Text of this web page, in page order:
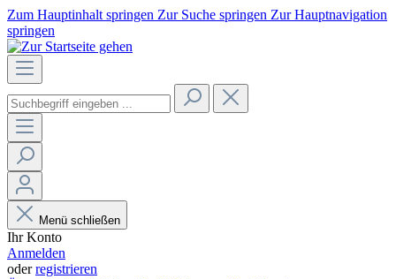
Zum Hauptinhalt springen Zur Suche springen Zur Hauptnavigation
springen
Menü schließen
Ihr Konto
Anmelden
oderregistrieren